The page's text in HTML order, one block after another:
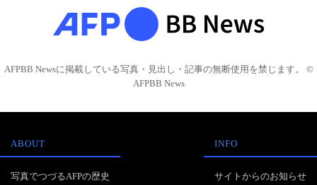
AFPBB Newsに掲載している写真・見出し・記事の無断使用を禁じます。 ©
AFPBB News
ABOUT
写真でつづるAFPの歴史
INFO
サイトからのお知らせ